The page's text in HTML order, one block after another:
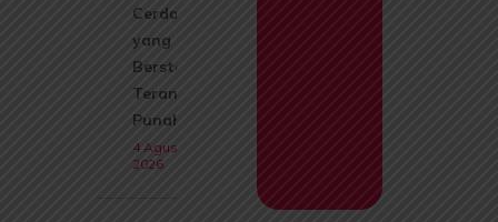
Cerdas
yang Kini
Berstatus
Terancam
Punah
4 Agustus
2026